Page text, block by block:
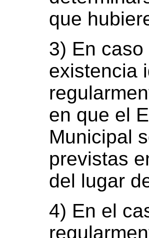
que
3) En
existencia
en que el
Municipal
previstas
del lugar
4) En el